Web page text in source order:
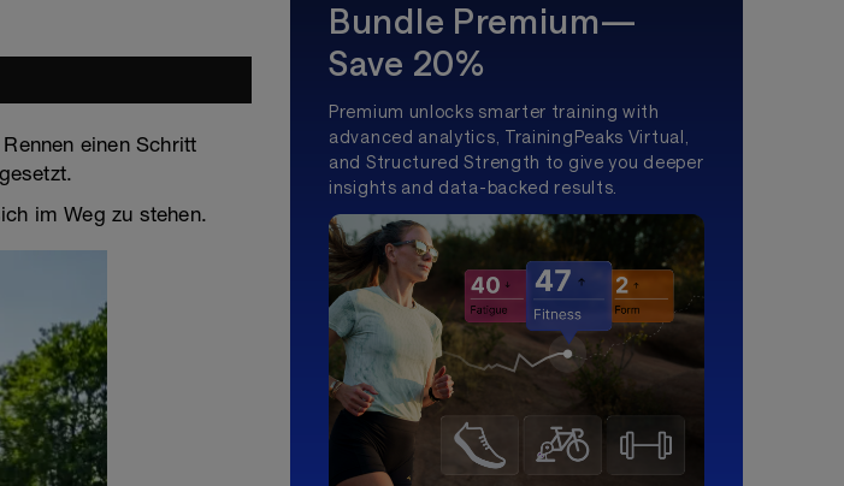
einen Schritt
im Weg zu stehen.
Bundle Premium—
Save 20%
Premium unlocks smarter training with
advanced analytics, TrainingPeaks Virtual,
and Structured Strength to give you deeper
insights and data-backed results.